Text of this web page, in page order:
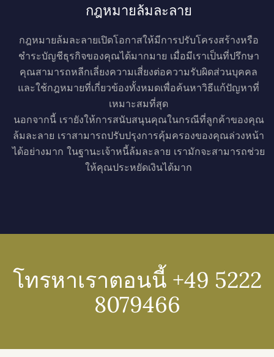
กฎหมายล้มละลาย
กฎหมายล้มละลายเปิดโอกาสให้มีการปรับโครงสร้างหรือ
ชำระบัญชีธุรกิจของคุณได้มากมาย เมื่อมีเราเป็นที่ปรึกษา
คุณสามารถหลีกเลี่ยงความเสี่ยงต่อความรับผิดส่วนบุคคล
และใช้กฎหมายที่เกี่ยวข้องทั้งหมดเพื่อค้นหาวิธีแก้ปัญหาที่
เหมาะสมที่สุด
นอกจากนี้ เรายังให้การสนับสนุนคุณในกรณีที่ลูกค้าของคุณ
ล้มละลาย เราสามารถปรับปรุงการคุ้มครองของคุณล่วงหน้า
ได้อย่างมาก ในฐานะเจ้าหนี้ล้มละลาย เรามักจะสามารถช่วย
ให้คุณประหยัดเงินได้มาก
โทรหาเราตอนนี้ +49 5222
8079466